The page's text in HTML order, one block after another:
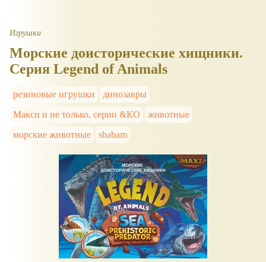
Игрушки
Морские доисторические хищники.
Серия Legend of Animals
резиновые игрушки
динозавры
Макси и не только, серии &КО
животные
морские животные
sbabam